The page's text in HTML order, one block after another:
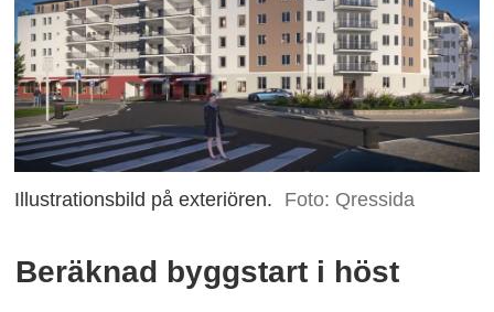
Illustrationsbild på exteriören. Foto: Qressida
Beräknad byggstart i höst